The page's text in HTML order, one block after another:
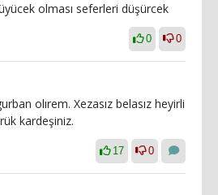
olması seferleri düşürcek
0 0
olırem. Xezasız belasız heyirli
kardeşiniz.
17 0